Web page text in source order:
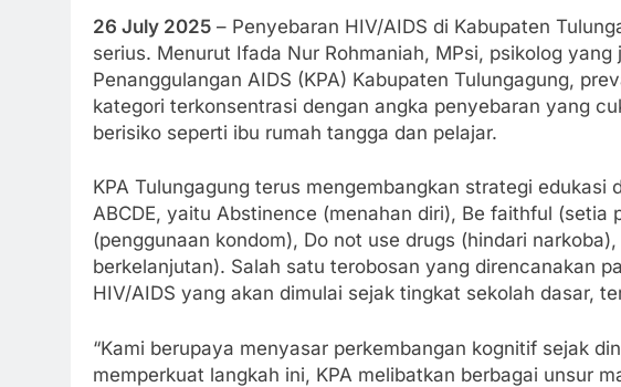
26 July 2025 – Penyebaran HIV/AIDS di Kabupaten
serius. Menurut Ifada Nur Rohmaniah, MPsi, psikolog
Penanggulangan AIDS (KPA) Kabupaten Tulungagung,
kategori terkonsentrasi dengan angka penyebaran yang
berisiko seperti ibu rumah tangga dan pelajar.
KPA Tulungagung terus mengembangkan strategi edukasi
ABCDE, yaitu Abstinence (menahan diri), Be faithful (setia
(penggunaan kondom), Do not use drugs (hindari
berkelanjutan). Salah satu terobosan yang direncanakan
HIV/AIDS yang akan dimulai sejak tingkat sekolah dasar,
“Kami berupaya menyasar perkembangan kognitif sejak
memperkuat langkah ini, KPA melibatkan berbagai unsur